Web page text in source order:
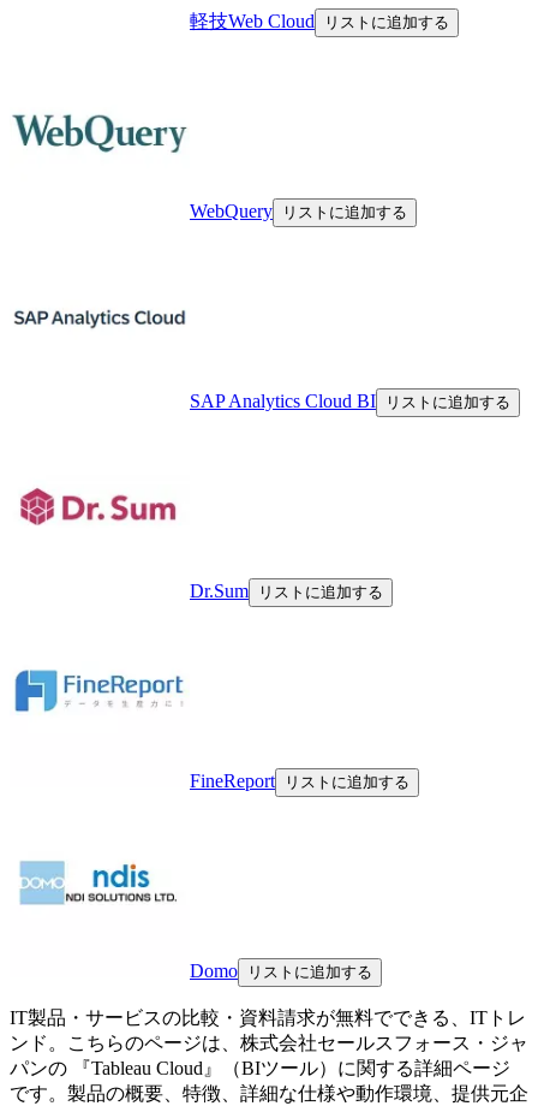
軽技Web Cloud リストに追加する
WebQuery リストに追加する
SAP Analytics Cloud BI リストに追加する
Dr.Sum リストに追加する
FineReport リストに追加する
Domo リストに追加する
IT製品・サービスの比較・資料請求が無料でできる、ITトレ
ンド。こちらのページは、 株式会社セールスフォース・ジャ
パンの 『Tableau Cloud 』（BIツール）に関する詳細ページ
です。製品の概要、特徴、詳細な仕様や動作環境、提供元企